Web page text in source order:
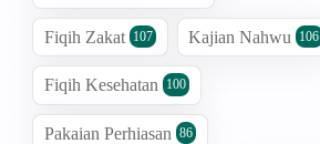
Fiqih Zakat 107 Kajian Nahwu 106
Fiqih Kesehatan 100
Pakaian Perhiasan 86